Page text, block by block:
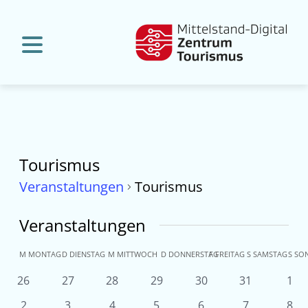
Tourismus
Veranstaltungen Tourismus
Veranstaltungen
Kalender
von
M MONTAGD DIENSTAG M MITTWOCH D DONNERSTAG
FFREITAG SSAMSTAGS
0
26
0
27
0
28
0
29
0
30
0
31
0
1
0
0
0
1
0
0
0